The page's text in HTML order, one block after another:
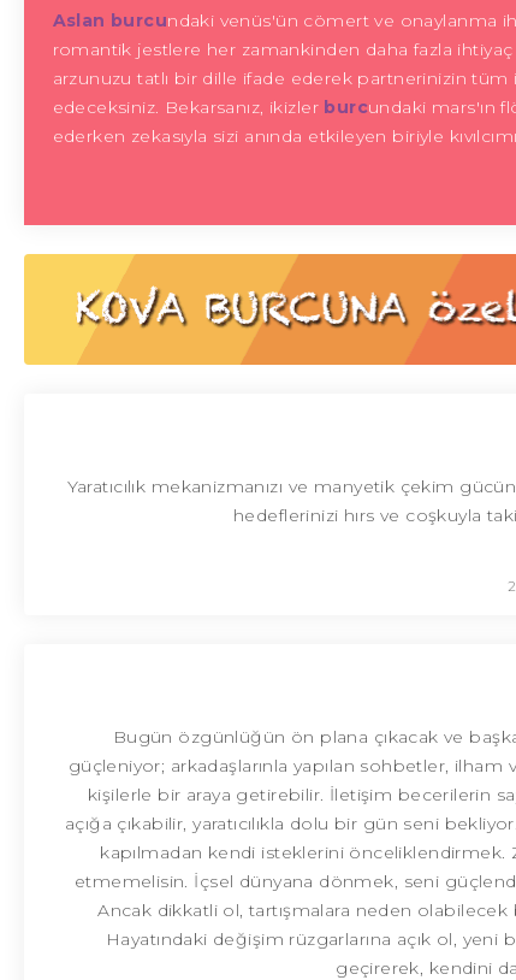
Aslan burcundaki venüs'ün cömert ve onaylanma
romantik jestlere her zamankinden daha fazla ihtiyaç
arzunuzu tatlı bir dille ifade ederek partnerinizin
edeceksiniz. Bekarsanız, ikizler burcundaki mars'ın
ederken zekasıyla sizi anında etkileyen biriyle
Yaratıcılık mekanizmanızı ve manyetik çekim
hedeflerinizi hırs ve coşkuyla
Bugün özgünlüğün ön plana çıkacak ve
güçleniyor; arkadaşlarınla yapılan sohbetler, ilham
kişilerle bir araya getirebilir. İletişim becerilerin
açığa çıkabilir, yaratıcılıkla dolu bir gün seni
kapılmadan kendi isteklerini
etmemelisin. İçsel dünyana dönmek, seni
Ancak dikkatli ol, tartışmalara neden
Hayatındaki değişim rüzgarlarına açık ol,
geçirerek, kendini